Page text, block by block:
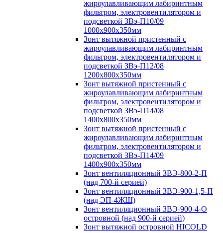
жироулавливающим лабиринтным
фильтром, электровентилятором и
подсветкой ЗВэ-П10/09
1000х900х350мм
Зонт вытяжной пристенный с
жироулавливающим лабиринтным
фильтром, электровентилятором и
подсветкой ЗВэ-П12/08
1200х800х350мм
Зонт вытяжной пристенный с
жироулавливающим лабиринтным
фильтром, электровентилятором и
подсветкой ЗВэ-П14/08
1400х800х350мм
Зонт вытяжной пристенный с
жироулавливающим лабиринтным
фильтром, электровентилятором и
подсветкой ЗВэ-П14/09
1400х900х350мм
Зонт вентиляционный ЗВЭ-800-2-П
(над 700-й серией)
Зонт вентиляционный ЗВЭ-900-1,5-П
(над ЭП-4ЖШ)
Зонт вентиляционный ЗВЭ-900-4-О
островной (над 900-й серией)
Зонт вытяжной островной HICOLD